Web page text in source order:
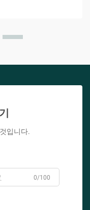
입니다.
0/100